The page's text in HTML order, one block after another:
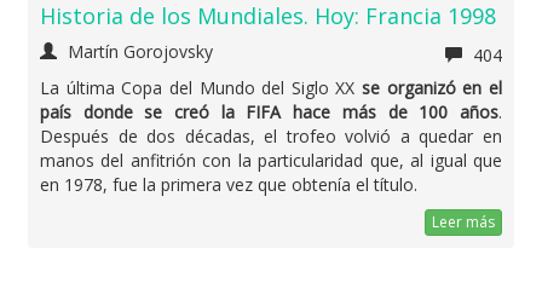
Historia de los Mundiales. Hoy: Francia 1998
Martín Gorojovsky
404
La última Copa del Mundo del Siglo XXse organizó en el
país donde se creó la FIFA hace más de 100 años.
Después de dos décadas, el trofeo volvió a quedar en
manos del anfitrión con la particularidad que, al igual que
en 1978, fue la primera vez que obtenía el título.
Leer más